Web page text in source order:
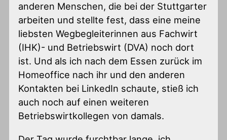
anderen Menschen, die bei der Stuttgarter
arbeiten und stellte fest, dass eine meine
liebsten Wegbegleiterinnen aus Fachwirt
(IHK)- und Betriebswirt (DVA) noch dort
ist. Und als ich nach dem Essen zurück im
Homeoffice nach ihr und den anderen
Kontakten bei LinkedIn schaute, stieß ich
auch noch auf einen weiteren
Betriebswirtkollegen von damals.